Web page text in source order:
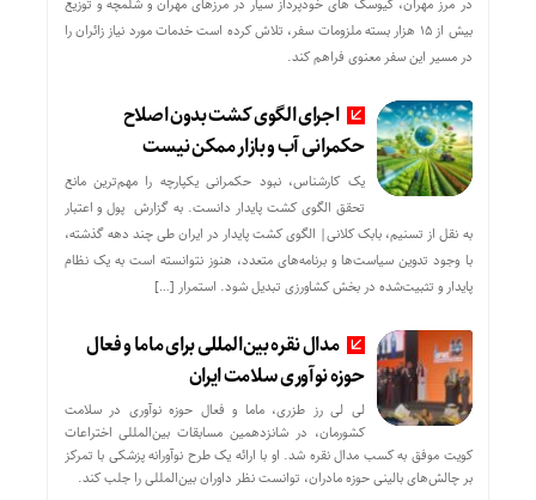
بیش از ۱۵ هزار بسته ملزومات سفر، تلاش کرده است خدمات مورد نیاز زائران را
در مسیر این سفر معنوی فراهم کند.
اجرای الگوی کشت بدون اصلاح
حکمرانی آب و بازار ممکن نیست
یک کارشناس، نبود حکمرانی یکپارچه را مهم‌ترین مانع
تحقق الگوی کشت پایدار دانست. به گزارش پول و اعتبار
به نقل از تسنیم، بابک کلانی| الگوی کشت پایدار در ایران طی چند دهه گذشته،
با وجود تدوین سیاست‌ها و برنامه‌های متعدد، هنوز نتوانسته است به یک نظام
پایدار و تثبیت‌شده در بخش کشاورزی تبدیل شود. استمرار […]
مدال نقره بین‌المللی برای ماما و فعال
حوزه نوآوری سلامت ایران
لی لی رز طزری، ماما و فعال حوزه نوآوری در سلامت
کشورمان، در شانزدهمین مسابقات بین‌المللی اختراعات
کویت موفق به کسب مدال نقره شد. او با ارائه یک طرح نوآورانه پزشکی با تمرکز
بر چالش‌های بالینی حوزه مادران، توانست نظر داوران بین‌المللی را جلب کند.